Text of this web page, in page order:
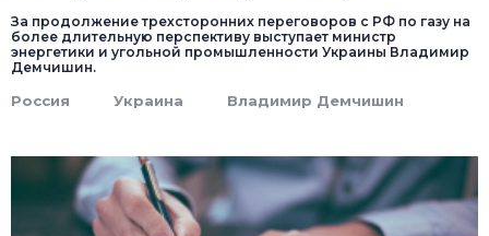
За продолжение трехсторонних переговоров с РФ по газу на
более длительную перспективу выступает министр
энергетики и угольной промышленности Украины Владимир
Демчишин.
Россия Украина Владимир Демчишин